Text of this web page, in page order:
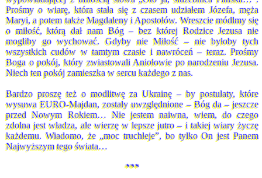
Prośmy o wiarę, która stała się z czasem udziałem Józefa, męża
Maryi, a potem także Magdaleny i Apostołów. Wreszcie módlmy się
o miłość, którą dał nam Bóg – bez której Rodzice Jezusa nie
mogliby go wychować. Gdyby nie Miłość – nie byłoby tych
wszystkich cudów w tamtym czasie i nawróceń – teraz. Prośmy
Boga o pokój, który zwiastowali Aniołowie po narodzeniu Jezusa.
Niech ten pokój zamieszka w sercu każdego z nas.
Bardzo proszę też o modlitwę za Ukrainę – by postulaty, które
wysuwa EURO-Majdan, zostały uwzględnione – Bóg da – jeszcze
przed Nowym Rokiem… Nie jestem naiwna, wiem, do czego
zdolna jest władza, ale wierzę w lepsze jutro – i takiej wiary życzę
każdemu. Wiadomo, że „moc truchleje”, bo tylko On jest Panem
Najwyższym tego świata…
***